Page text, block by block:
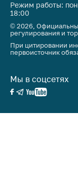
Режим работы:
18:00
© 2026,
регулирования и
При цитировании
первоисточник
Мы в соцсетях